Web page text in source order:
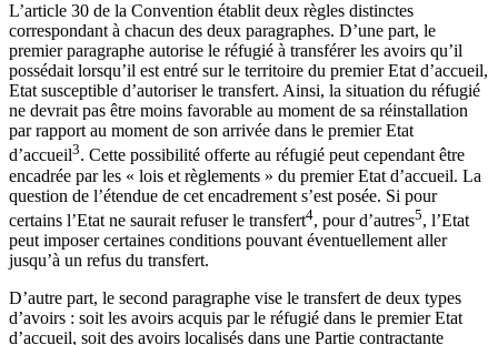
L’article 30 de la Convention établit deux règles distinctes
correspondant à chacun des deux paragraphes. D’une part, le
premier paragraphe autorise le réfugié à transférer les avoirs qu’il
possédait lorsqu’il est entré sur le territoire du premier Etat d’accueil,
Etat susceptible d’autoriser le transfert. Ainsi, la situation du réfugié
ne devrait pas être moins favorable au moment de sa réinstallation
par rapport au moment de son arrivée dans le premier Etat
d’accueil3. Cette possibilité offerte au réfugié peut cependant être
encadrée par les « lois et règlements » du premier Etat d’accueil. La
question de l’étendue de cet encadrement s’est posée. Si pour
certains l’Etat ne saurait refuser le transfert4, pour d’autres5, l’Etat
peut imposer certaines conditions pouvant éventuellement aller
jusqu’à un refus du transfert.
D’autre part, le second paragraphe vise le transfert de deux types
d’avoirs : soit les avoirs acquis par le réfugié dans le premier Etat
d’accueil, soit des avoirs localisés dans une Partie contractante